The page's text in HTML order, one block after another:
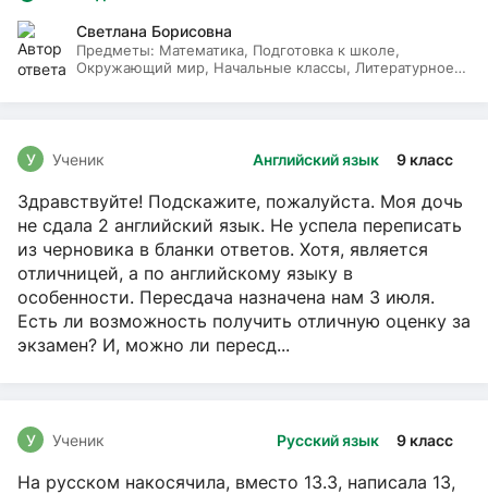
Светлана Борисовна
Предметы: Математика, Подготовка к школе,
Окружающий мир, Начальные классы, Литературное
Английский язык 9 класс
У Ученик
Здравствуйте! Подскажите, пожалуйста. Моя дочь
не сдала 2 английский язык. Не успела переписать
из черновика в бланки ответов. Хотя, является
отличницей, а по английскому языку в
особенности. Пересдача назначена нам 3 июля.
Есть ли возможность получить отличную оценку за
экзамен? И, можно ли пересд...
Русский язык 9 класс
У Ученик
На русском накосячила, вместо 13.3, написала 13,